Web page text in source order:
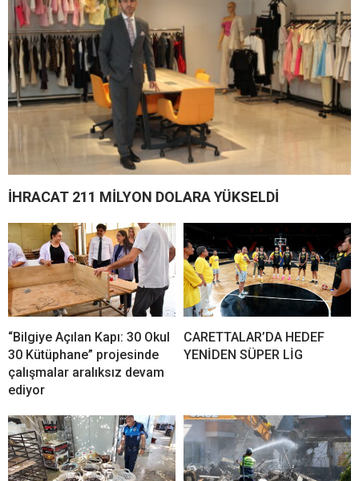
İHRACAT 211 MİLYON DOLARA YÜKSELDİ
“Bilgiye Açılan Kapı: 30 Okul
30 Kütüphane” projesinde
çalışmalar aralıksız devam
ediyor
CARETTALAR’DA HEDEF
YENİDEN SÜPER LİG